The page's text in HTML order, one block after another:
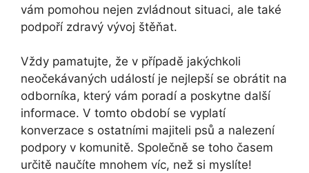
vám pomohou nejen zvládnout situaci, ale také
podpoří zdravý vývoj štěňat.
Vždy pamatujte, že v případě jakýchkoli
neočekávaných událostí je nejlepší se obrátit na
odborníka, který vám poradí a poskytne další
informace. V tomto období se vyplatí
konverzace s ostatními majiteli psů a nalezení
podpory v komunitě. Společně se toho časem
určitě naučíte mnohem víc, než si myslíte!